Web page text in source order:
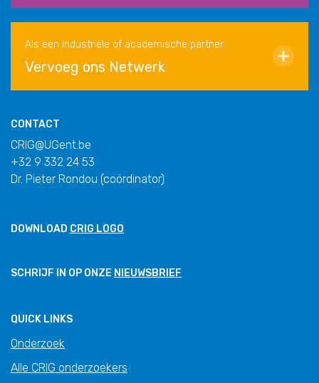
Als een industriële of academische partner
Vervoeg ons Netwerk
CONTACT
CRIG@UGent.be
+32 9 332 24 53
Dr. Pieter Rondou (coördinator)
DOWNLOAD CRIG LOGO
SCHRIJF IN OP ONZE NIEUWSBRIEF
QUICK LINKS
Onderzoek
Alle CRIG onderzoekers